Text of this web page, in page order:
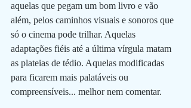
aquelas que pegam um bom livro e vão
além, pelos caminhos visuais e sonoros que
só o cinema pode trilhar. Aquelas
adaptações fiéis até a última vírgula matam
as plateias de tédio. Aquelas modificadas
para ficarem mais palatáveis ou
compreensíveis... melhor nem comentar.